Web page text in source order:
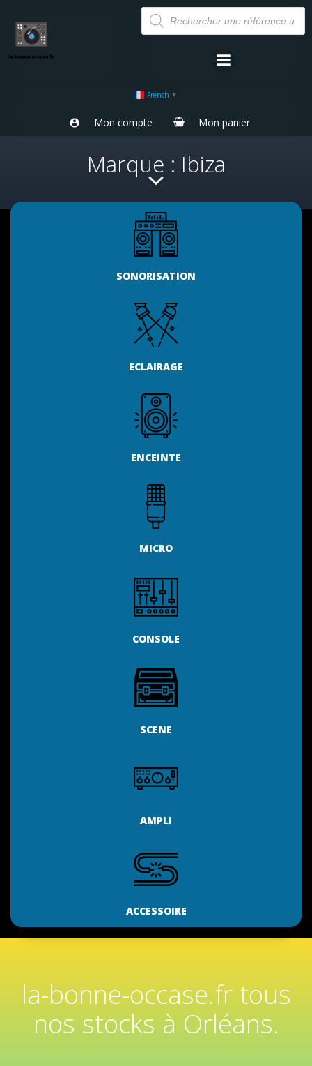
Aller
au
contenu
Recherche
de
produits
French ▼
Mon compte Mon panier
Marque : Ibiza
SONORISATION
ECLAIRAGE
ENCEINTE
MICRO
CONSOLE
SCENE
AMPLI
ACCESSOIRE
la-bonne-occase.fr tous
nos stocks à Orléans.